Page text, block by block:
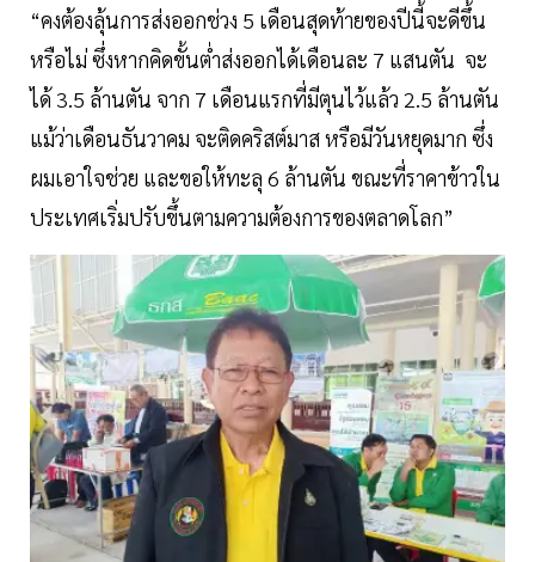
“คงต้องลุ้นการส่งออกช่วง 5 เดือนสุดท้ายของปีนี้จะดีขึ้น
หรือไม่ ซึ่งหากคิดขั้นต่ำส่งออกได้เดือนละ 7 แสนตัน จะ
ได้ 3.5 ล้านตัน จาก 7 เดือนแรกที่มีตุนไว้แล้ว 2.5 ล้านตัน
แม้ว่าเดือนธันวาคม จะติดคริสต์มาส หรือมีวันหยุดมาก ซึ่ง
ผมเอาใจช่วย และขอให้ทะลุ 6 ล้านตัน ขณะที่ราคาข้าวใน
ประเทศเริ่มปรับขึ้นตามความต้องการของตลาดโลก”